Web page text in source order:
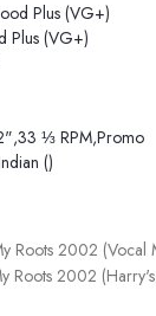
Plus (VG+)
Plus (VG+)
,33 ⅓ RPM,Promo
()
Roots 2002 (Vocal
Roots 2002